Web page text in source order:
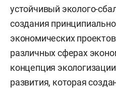
устойчивый эколого-
создания
экономических
различных сферах
концепция
развития, которая